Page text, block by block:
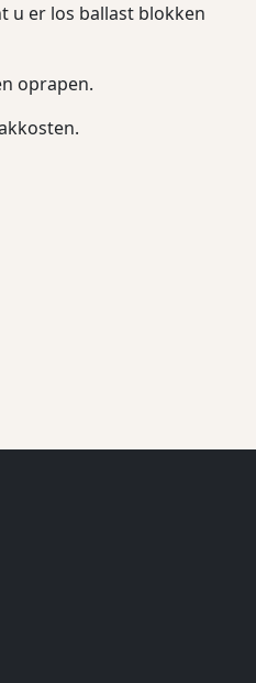
u er los ballast blokken
oprapen.